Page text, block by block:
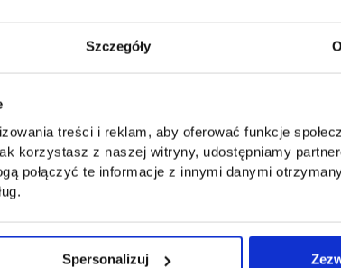
Szczegóły
treści i reklam, aby oferować funkcje
korzystasz z naszej witryny, udostępniamy
połączyć te informacje z innymi danymi
Spersonalizuj
Filter network
All